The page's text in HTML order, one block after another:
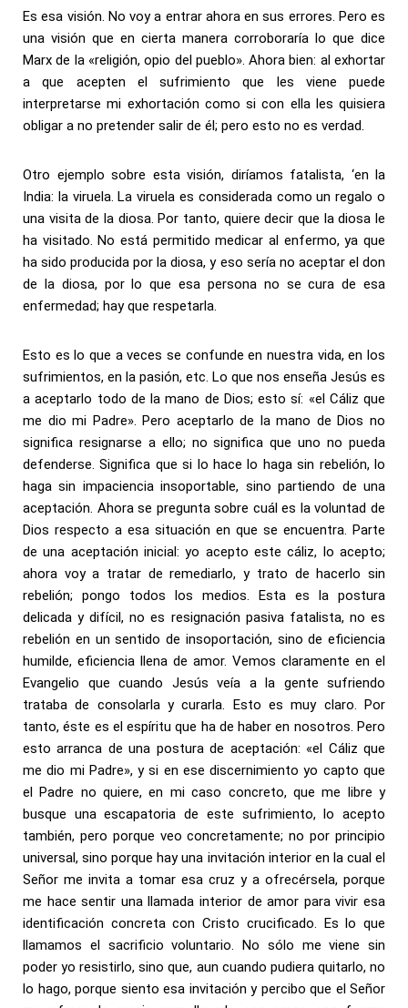
Es esa visión. No voy a entrar ahora en sus errores. Pero es
una visión que en cierta manera corroboraría lo que dice
Marx de la «religión, opio del pueblo». Ahora bien: al exhortar
a que acepten el sufrimiento que les viene puede
interpretarse mi exhortación como si con ella les quisiera
obligar a no pretender salir de él; pero esto no es verdad.
Otro ejemplo sobre esta visión, diríamos fatalista, ‘en la
India: la viruela. La viruela es considerada como un regalo o
una visita de la diosa. Por tanto, quiere decir que la diosa le
ha visitado. No está permitido medicar al enfermo, ya que
ha sido producida por la diosa, y eso sería no aceptar el don
de la diosa, por lo que esa persona no se cura de esa
enfermedad; hay que respetarla.
Esto es lo que a veces se confunde en nuestra vida, en los
sufrimientos, en la pasión, etc. Lo que nos enseña Jesús es
a aceptarlo todo de la mano de Dios; esto sí: «el Cáliz que
me dio mi Padre». Pero aceptarlo de la mano de Dios no
significa resignarse a ello; no significa que uno no pueda
defenderse. Significa que si lo hace lo haga sin rebelión, lo
haga sin impaciencia insoportable, sino partiendo de una
aceptación. Ahora se pregunta sobre cuál es la voluntad de
Dios respecto a esa situación en que se encuentra. Parte
de una aceptación inicial: yo acepto este cáliz, lo acepto;
ahora voy a tratar de remediarlo, y trato de hacerlo sin
rebelión; pongo todos los medios. Esta es la postura
delicada y difícil, no es resignación pasiva fatalista, no es
rebelión en un sentido de insoportación, sino de eficiencia
humilde, eficiencia llena de amor. Vemos claramente en el
Evangelio que cuando Jesús veía a la gente sufriendo
trataba de consolarla y curarla. Esto es muy claro. Por
tanto, éste es el espíritu que ha de haber en nosotros. Pero
esto arranca de una postura de aceptación: «el Cáliz que
me dio mi Padre», y si en ese discernimiento yo capto que
el Padre no quiere, en mi caso concreto, que me libre y
busque una escapatoria de este sufrimiento, lo acepto
también, pero porque veo concretamente; no por principio
universal, sino porque hay una invitación interior en la cual el
Señor me invita a tomar esa cruz y a ofrecérsela, porque
me hace sentir una llamada interior de amor para vivir esa
identificación concreta con Cristo crucificado. Es lo que
llamamos el sacrificio voluntario. No sólo me viene sin
poder yo resistirlo, sino que, aun cuando pudiera quitarlo, no
lo hago, porque siento esa invitación y percibo que el Señor